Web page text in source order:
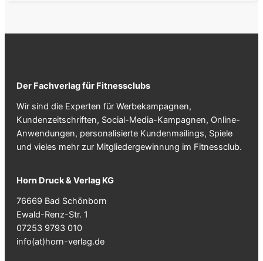
Der Fachverlag für Fitnessclubs
Wir sind die Experten für Werbekampagnen,
Kundenzeitschriften, Social-Media-Kampagnen, Online-
Anwendungen, personalisierte Kundenmailings, Spiele
und vieles mehr zur Mitgliedergewinnung im Fitnessclub.
Horn Druck & Verlag KG
76669 Bad Schönborn
Ewald-Renz-Str. 1
07253 9793 010
info(at)horn-verlag.de